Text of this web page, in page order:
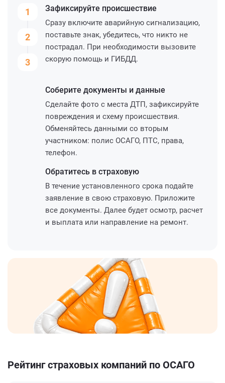
1
2
3
Зафиксируйте происшествие
Сразу включите аварийную сигнализацию,
поставьте знак, убедитесь, что никто не
пострадал. При необходимости вызовите
скорую помощь и ГИБДД.
Соберите документы и данные
Сделайте фото с места ДТП, зафиксируйте
повреждения и схему происшествия.
Обменяйтесь данными со вторым
участником: полис ОСАГО, ПТС, права,
телефон.
Обратитесь в страховую
В течение установленного срока подайте
заявление в свою страховую. Приложите
все документы. Далее будет осмотр, расчет
и выплата или направление на ремонт.
Рейтинг страховых компаний по ОСАГО